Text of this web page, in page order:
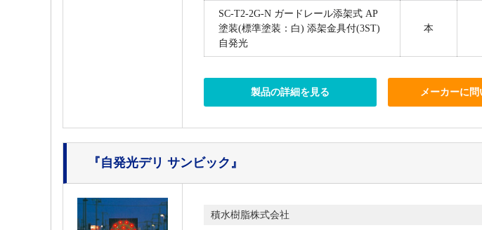
SC-T2-2G-N ガードレール添架式 AP
塗装(標準塗装：白) 添架金具付(3ST)
自発光
本
製品の詳細を見る メーカーに問
『自発光デリ サンビック』
積水樹脂株式会社